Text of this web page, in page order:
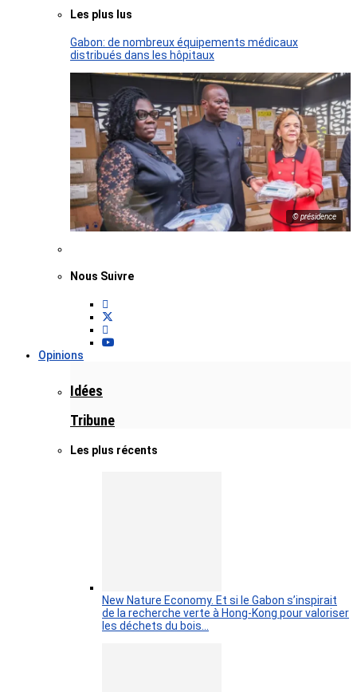
Les plus lus
Gabon: de nombreux équipements médicaux
distribués dans les hôpitaux
© présidence
Nous Suivre
Opinions
Idées
Tribune
Les plus récents
New Nature Economy. Et si le Gabon s’inspirait
de la recherche verte à Hong-Kong pour valoriser
les déchets du bois…